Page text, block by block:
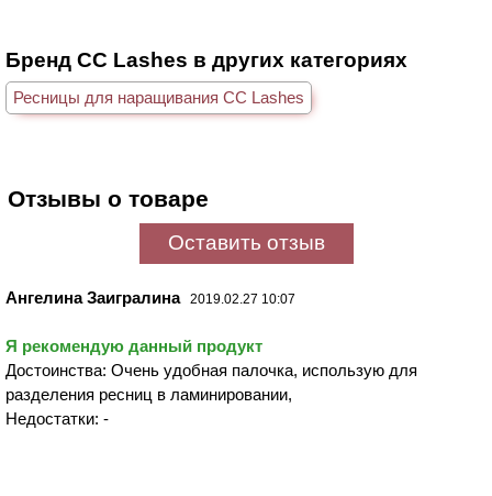
Бренд CC Lashes в других категориях
Ресницы для наращивания CC Lashes
Отзывы о товаре
Оставить отзыв
Ангелина Заигралина 2019.02.27 10:07
Я рекомендую данный продукт
Достоинства: Очень удобная палочка, использую для
разделения ресниц в ламинировании,
Недостатки: -